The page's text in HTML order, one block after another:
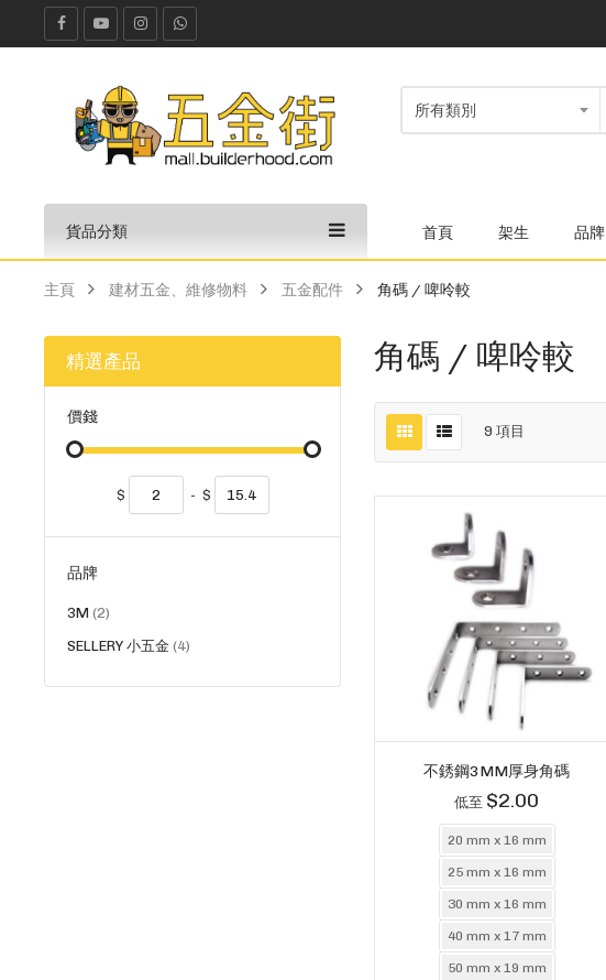
貨品分類 首頁 架生 品牌
主頁 建材五金、維修物料 五金配件 角碼 / 啤呤較
角碼 / 啤呤較
9 項目
不銹鋼3MM厚身角碼
低至 $2.00
20 mm x 16 mm
25 mm x 16 mm
30 mm x 16 mm
40 mm x 17 mm
50 mm x 19 mm
精選產品
價錢
$ - $
品牌
3M 2貨
SELLERY 小五金 4貨